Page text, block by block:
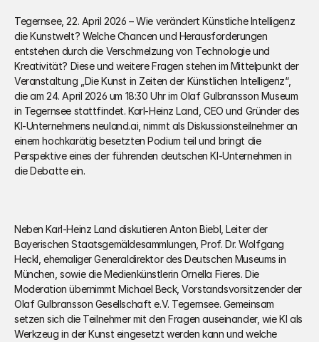
Tegernsee, 22. April 2026 – Wie verändert Künstliche Intelligenz
die Kunstwelt? Welche Chancen und Herausforderungen
entstehen durch die Verschmelzung von Technologie und
Kreativität? Diese und weitere Fragen stehen im Mittelpunkt der
Veranstaltung „Die Kunst in Zeiten der Künstlichen Intelligenz“,
die am 24. April 2026 um 18:30 Uhr im Olaf Gulbransson Museum
in Tegernsee stattfindet. Karl-Heinz Land, CEO und Gründer des
KI-Unternehmens neuland.ai, nimmt als Diskussionsteilnehmer an
einem hochkarätig besetzten Podium teil und bringt die
Perspektive eines der führenden deutschen KI-Unternehmen in
die Debatte ein.
Neben Karl-Heinz Land diskutieren Anton Biebl, Leiter der
Bayerischen Staatsgemäldesammlungen, Prof. Dr. Wolfgang
Heckl, ehemaliger Generaldirektor des Deutschen Museums in
München, sowie die Medienkünstlerin Ornella Fieres. Die
Moderation übernimmt Michael Beck, Vorstandsvorsitzender der
Olaf Gulbransson Gesellschaft e.V. Tegernsee. Gemeinsam
setzen sich die Teilnehmer mit den Fragen auseinander, wie KI als
Werkzeug in der Kunst eingesetzt werden kann und welche